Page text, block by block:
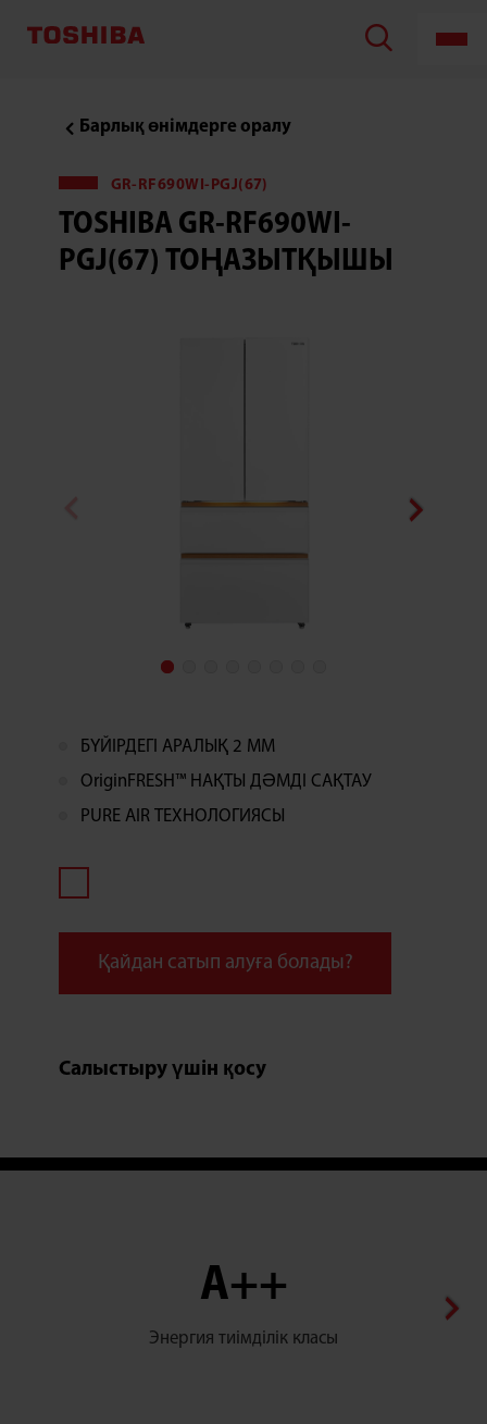
RF690WI-
Барлық өнімдерге оралу
GR-RF690WI-PGJ(67)
TOSHIBA GR-RF690WI-
PGJ(67) ТОҢАЗЫТҚЫШЫ
БҮЙІРДЕГІ АРАЛЫҚ 2 ММ
OriginFRESH™ НАҚТЫ ДӘМДІ САҚТАУ
PURE AIR ТЕХНОЛОГИЯСЫ
Қайдан сатып алуға болады?
Салыстыру үшін қосу
A++
Энергия тиімділік класы